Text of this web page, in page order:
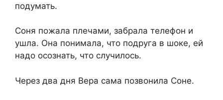
подумать.
Соня пожала плечами, забрала телефон и
ушла. Она понимала, что подруга в шоке, ей
надо осознать, что случилось.
Через два дня Вера сама позвонила Соне.